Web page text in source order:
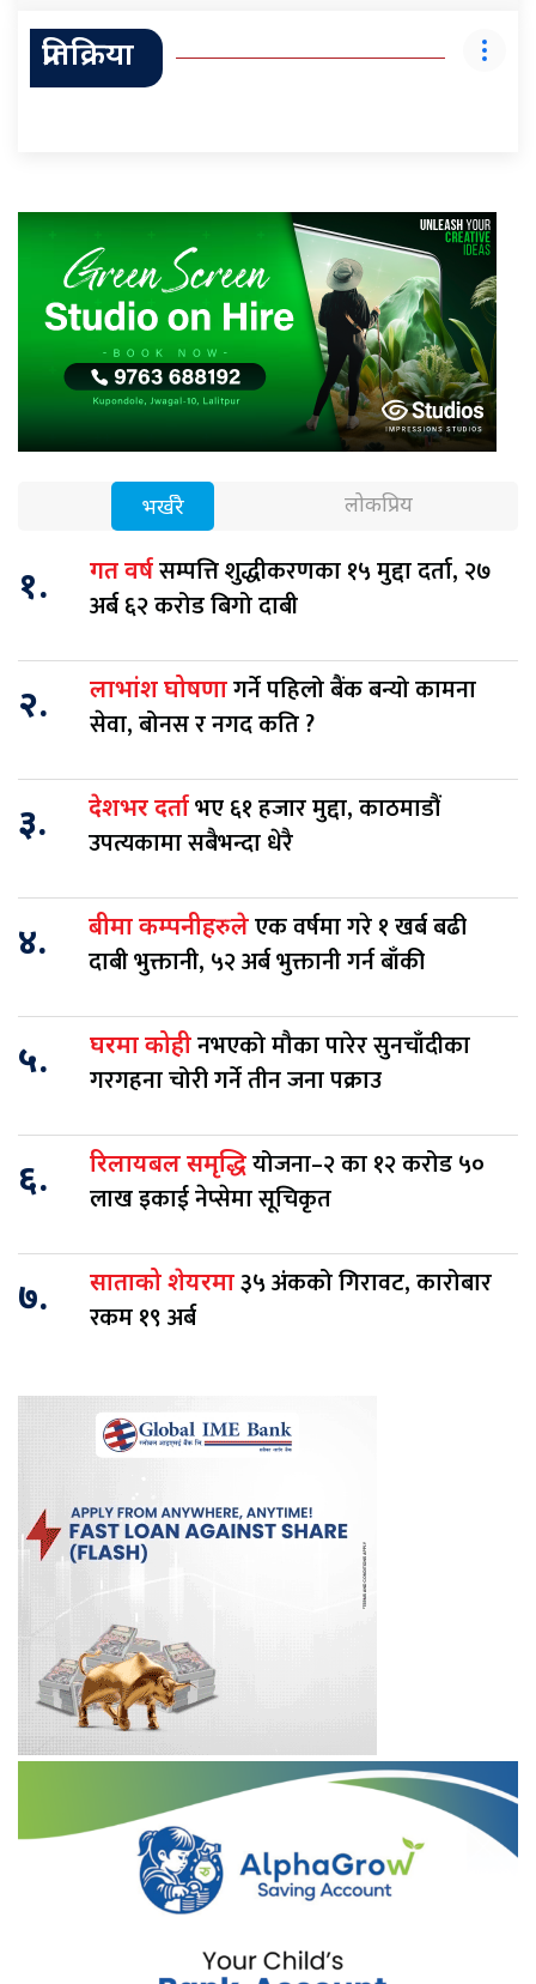
प्रतिक्रिया
भर्खरै लोकप्रिय
१. गत वर्षसम्पत्ति शुद्धीकरणका १५ मुद्दा दर्ता, २७
अर्ब ६२ करोड बिगो दाबी
२. लाभांश घोषणागर्ने पहिलो बैंक बन्यो कामना
सेवा, बोनस र नगद कति ?
३. देशभर दर्ताभए ६१ हजार मुद्दा, काठमाडौं
उपत्यकामा सबैभन्दा धेरै
४. बीमा कम्पनीहरुलेएक वर्षमा गरे १ खर्ब बढी
दाबी भुक्तानी, ५२ अर्ब भुक्तानी गर्न बाँकी
५. घरमा कोहीनभएको मौका पारेर सुनचाँदीका
गरगहना चोरी गर्ने तीन जना पक्राउ
६. रिलायबल समृद्धियोजना–२ का १२ करोड ५०
लाख इकाई नेप्सेमा सूचिकृत
७. साताको शेयरमा३५ अंकको गिरावट, कारोबार
रकम १९ अर्ब